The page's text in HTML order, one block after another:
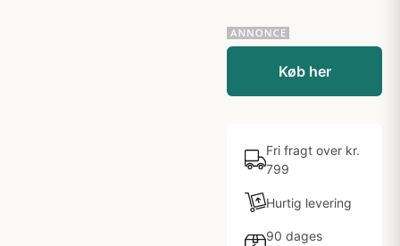
Køb her
Fri fragt over kr.
799
Hurtig levering
90 dages